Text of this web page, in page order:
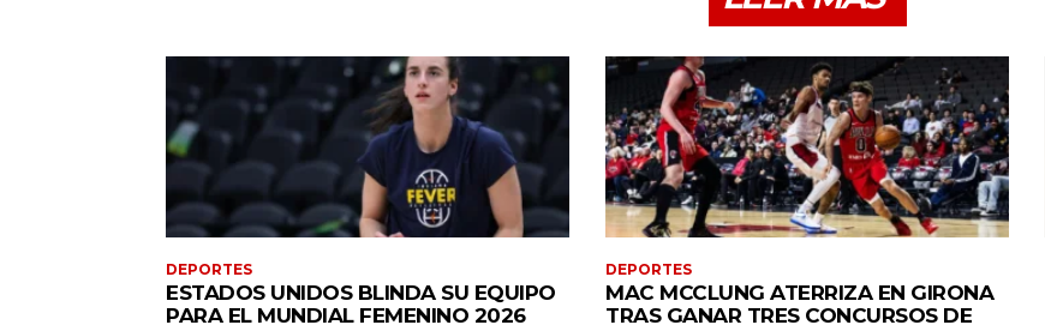
DEPORTES
ESTADOS UNIDOS BLINDA SU EQUIPO
PARA EL MUNDIAL FEMENINO 2026
DEPORTES
MAC MCCLUNG ATERRIZA EN GIRONA
TRAS GANAR TRES CONCURSOS DE